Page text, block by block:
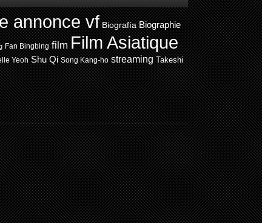
annonce vf Biografía Biographie
Fan Bingbing film Film Asiatique
Yeoh Shu Qi Song Kang-ho streaming Takeshi